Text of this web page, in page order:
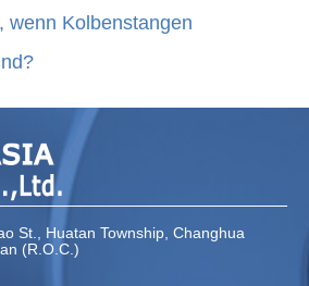
wenn Kolbenstangen
St Huatan Township Changhua
(R.O.C.)